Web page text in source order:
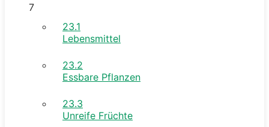
7
23.1
Lebensmittel
23.2
Essbare Pflanzen
23.3
Unreife Früchte